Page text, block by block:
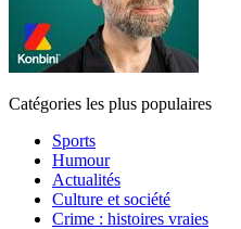
Catégories les plus populaires
Sports
Humour
Actualités
Culture et société
Crime : histoires vraies